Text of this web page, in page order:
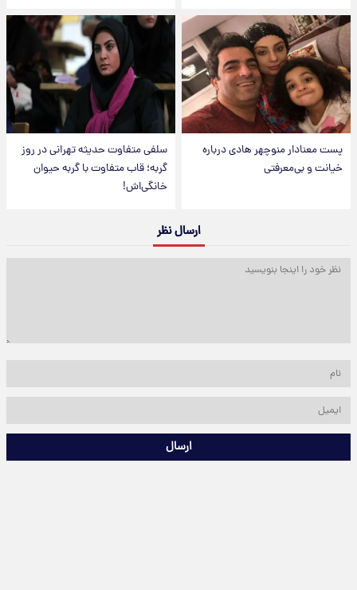
پست معنادار منوچهر هادی درباره
خیانت و بی‌معرفتی
سلفی متفاوت حدیثه تهرانی در روز
گربه؛ قاب متفاوت با گربه حیوان
خانگی‌اش!
ارسال نظر
ارسال